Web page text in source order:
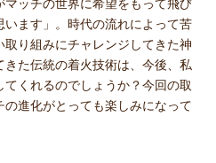
マッチの世界に希望をもって飛び
ます」。時代の流れによって苦
り組みにチャレンジしてきた神
きた伝統の着火技術は、今後、私
くれるのでしょうか？今回の取
進化がとっても楽しみになって